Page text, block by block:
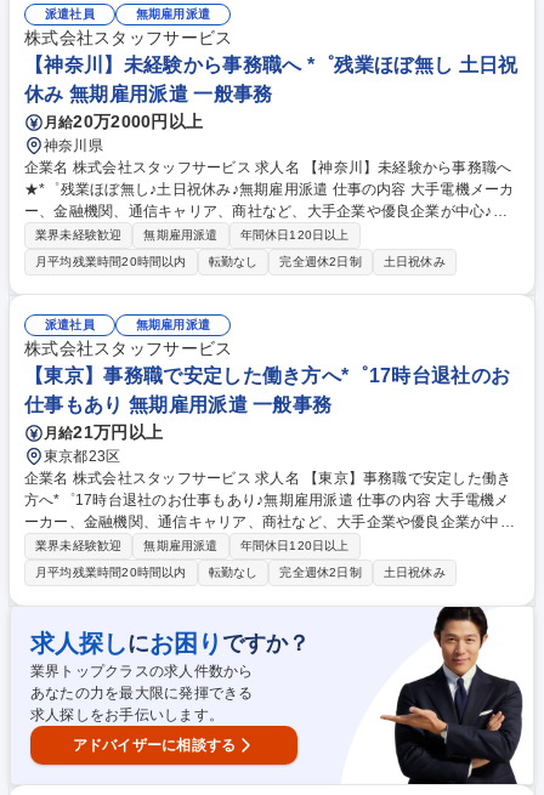
務事務、経理事務、貿易事務、金融事務、英文事務、受付、データ入力、
事務アシスタント、経理アシスタント、採用アシスタント、アシスタント
事務、人事・採用アシスタント など 募集職種 【神奈川】事務職で安定し
た働き方へ*゜土日祝休/残業ほぼ無し♪無期雇用派遣
派遣社員 無期雇用派遣
株式会社スタッフサービス
【神奈川】未経験から事務職へ *゜残業ほぼ無し 土日祝
休み 無期雇用派遣 一般事務
月給20万2000円以上
神奈川県
企業名 株式会社スタッフサービス 求人名 【神奈川】未経験から事務職へ
★*゜残業ほぼ無し♪土日祝休み♪無期雇用派遣 仕事の内容 大手電機メーカ
ー、金融機関、通信キャリア、商社など、大手企業や優良企業が中心♪ス
タッフサービスのミラエール社員として入社し、当社の契約企業でオフィ
スワークを担当していただきます。 ◇具体的な業務例◇ ・PCによるデー
タ入力集計 ・各種資料作成 ・伝票整理、経理補助 ・電話やメールの対応
・受発注業務のサポートなど ◇担当職種例◇ 一般事務、人事事務、総務
事務、経理事務、貿易事務、金融事務、英文事務、受付、データ入力、事
務アシスタント、経理アシスタント、採用アシスタント、アシスタント事
務、人事・採用アシスタント など 募集職種 【神奈川】未経験から事務職
へ★*゜残業ほぼ無し♪土日祝休み♪無期雇用派遣
業界未経験歓迎 無期雇用派遣
年間休日120日以上
月平均残業時間20時間以内
転勤なし 完全週休2日制 土日祝休み
派遣社員 無期雇用派遣
株式会社スタッフサービス
【東京】事務職で安定した働き方へ*゜17時台退社のお
仕事もあり 無期雇用派遣 一般事務
月給21万円以上
東京都23区
企業名 株式会社スタッフサービス 求人名 【東京】事務職で安定した働き
方へ*゜17時台退社のお仕事もあり♪無期雇用派遣 仕事の内容 大手電機メ
ーカー、金融機関、通信キャリア、商社など、大手企業や優良企業が中心
♪スタッフサービスのミラエール社員として入社し、当社の契約企業でオ
フィスワークを担当していただきます。 ◇具体的な業務例◇ ・PCによる
データ入力集計 ・各種資料作成 ・伝票整理、経理補助 ・電話やメールの
対応 ・受発注業務のサポートなど ◇担当職種例◇ 一般事務、人事事務、
総務事務、経理事務、貿易事務、金融事務、英文事務、受付、データ入
力、事務アシスタント、経理アシスタント、採用アシスタント、アシスタ
ント事務、人事・採用アシスタント など 募集職種 【東京】事務職で安定
した働き方へ*゜17時台退社のお仕事もあり♪無期雇用派遣
業界未経験歓迎 無期雇用派遣
年間休日120日以上
月平均残業時間20時間以内
転勤なし 完全週休2日制 土日祝休み
求人探しにお困り ですか？
業界トップクラスの求人件数から
あなたの力を最大限に発揮できる
求人探しをお手伝いします。
アドバイザーに相談する